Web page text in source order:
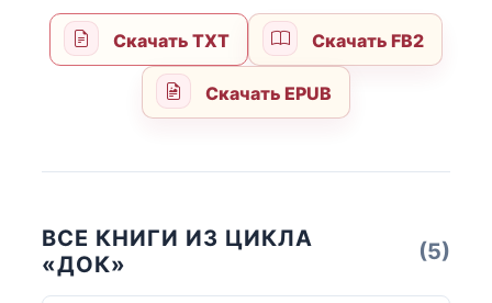
Скачать TXT Скачать FB2
Скачать EPUB
ВСЕ КНИГИ ИЗ ЦИКЛА
«ДОК»
(5)